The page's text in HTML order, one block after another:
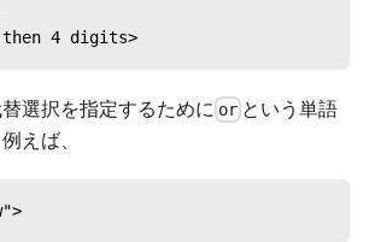
4 digits>
選択を指定するために or という単語
えば、